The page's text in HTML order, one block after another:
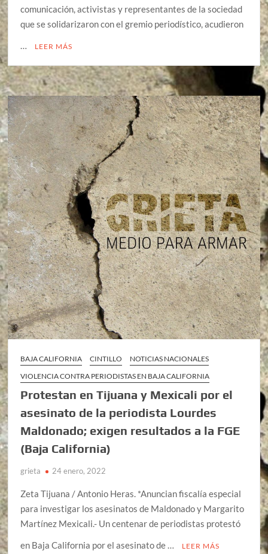
comunicación, activistas y representantes de la sociedad
que se solidarizaron con el gremio periodístico, acudieron
…
LEER MÁS
BAJA CALIFORNIA CINTILLO
NOTICIAS NACIONALES
VIOLENCIA CONTRA PERIODISTAS EN BAJA CALIFORNIA
Protestan en Tijuana y Mexicali por el
asesinato de la periodista Lourdes
Maldonado; exigen resultados a la FGE
(Baja California)
grieta 24 enero, 2022
Zeta Tijuana / Antonio Heras. *Anuncian fiscalía especial
para investigar los asesinatos de Maldonado y Margarito
Martínez Mexicali.- Un centenar de periodistas protestó
en Baja California por el asesinato de …
LEER MÁS